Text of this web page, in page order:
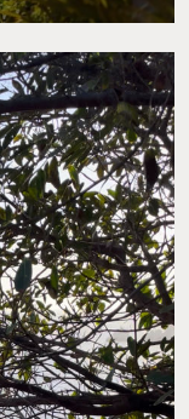
FOTO: FB OBSERVATORIO